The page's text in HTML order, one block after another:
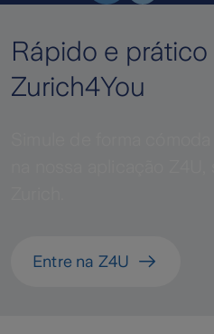
Rápido e
Zurich4You
Entre na Z4U